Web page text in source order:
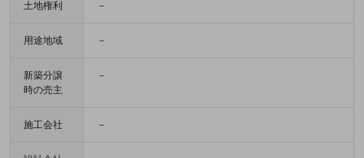
土地権利 －
用途地域 －
新築分譲
時の売主
－
施工会社 －